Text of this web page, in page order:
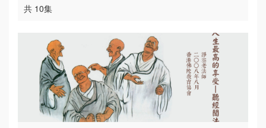
共 10集